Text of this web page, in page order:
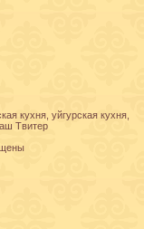
кухня, уйгурская кухня,
Твитер